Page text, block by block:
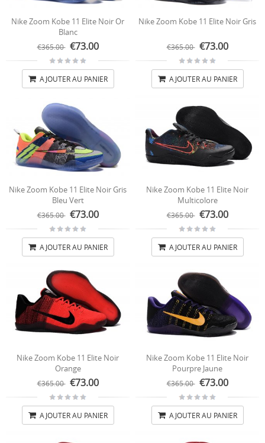
Nike Zoom Kobe 11 Elite Noir Or
Blanc
€365.00 €73.00
AJOUTER AU PANIER
Nike Zoom Kobe 11 Elite Noir Gris
€365.00 €73.00
AJOUTER AU PANIER
Nike Zoom Kobe 11 Elite Noir Gris
Bleu Vert
€365.00 €73.00
AJOUTER AU PANIER
Nike Zoom Kobe 11 Elite Noir
Multicolore
€365.00 €73.00
AJOUTER AU PANIER
Nike Zoom Kobe 11 Elite Noir
Orange
€365.00 €73.00
AJOUTER AU PANIER
Nike Zoom Kobe 11 Elite Noir
Pourpre Jaune
€365.00 €73.00
AJOUTER AU PANIER